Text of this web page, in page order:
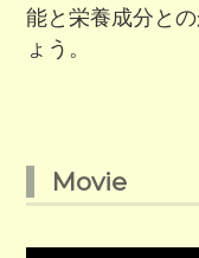
能と栄養成分と
ょう。
Movie